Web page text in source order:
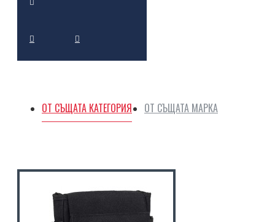
ОТ СЪЩАТА КАТЕГОРИЯ ОТ СЪЩАТА МАРКА